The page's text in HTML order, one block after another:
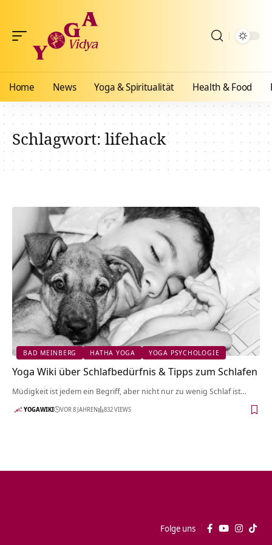
Home News Yoga & Spiritualität Health & Food
Schlagwort:lifehack
BAD MEINBERG HATHA YOGA YOGA PSYCHOLOGIE
Yoga Wiki über Schlafbedürfnis & Tipps zum Schlafen
Müdigkeit ist jedem ein Begriff, aber nicht nur zu wenig Schlaf ist…
YOGAWIKI VOR 8 JAHREN 832 VIEWS
Folge uns